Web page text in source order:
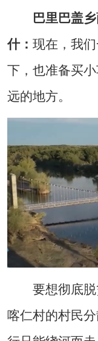
巴里巴盖
什： 现在，我
下，也准备买
远的地方。
要想彻底脱
喀仁村的村民